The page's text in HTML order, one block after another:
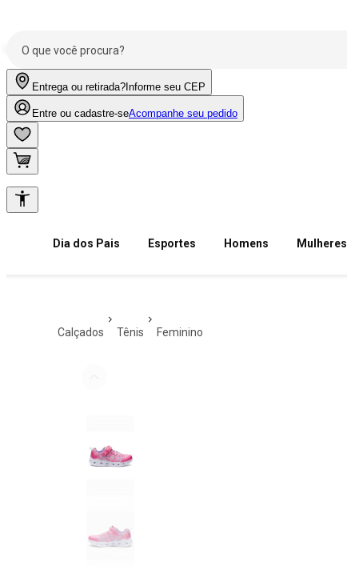
Entrega ou retirada? Informe seu CEP
Entre ou cadastre-seAcompanhe seu pedido
Dia dos Pais Esportes Homens Mulheres
calçados tênis feminino